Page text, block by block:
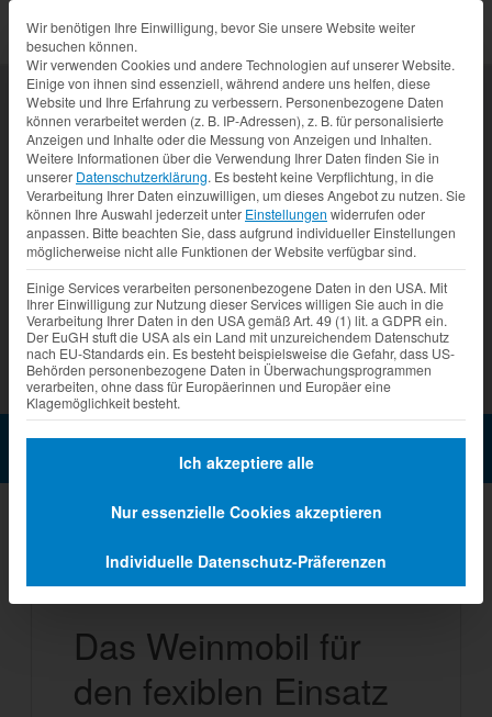
Prev
Weinmobil GA 3000-8EA
Das Weinmobil für
den fexiblen Einsatz
Datenschutz-Präferenz
Wir benötigen Ihre Einwilligung, bevor Sie unsere Website weiter
besuchen können.
Wir verwenden Cookies und andere Technologien auf unserer Website.
Einige von ihnen sind essenziell, während andere uns helfen, diese
Website und Ihre Erfahrung zu verbessern. Personenbezogene Daten
können verarbeitet werden (z. B. IP-Adressen), z. B. für personalisierte
Anzeigen und Inhalte oder die Messung von Anzeigen und Inhalten.
Weitere Informationen über die Verwendung Ihrer Daten finden Sie in
unserer Datenschutzerklärung. Es besteht keine Verpflichtung, in die
Verarbeitung Ihrer Daten einzuwilligen, um dieses Angebot zu nutzen. Sie
können Ihre Auswahl jederzeit unter Einstellungen widerrufen oder
anpassen. Bitte beachten Sie, dass aufgrund individueller Einstellungen
möglicherweise nicht alle Funktionen der Website verfügbar sind.
Einige Services verarbeiten personenbezogene Daten in den USA. Mit
Ihrer Einwilligung zur Nutzung dieser Services willigen Sie auch in die
Verarbeitung Ihrer Daten in den USA gemäß Art. 49 (1) lit. a GDPR ein.
Der EuGH stuft die USA als ein Land mit unzureichendem Datenschutz
nach EU-Standards ein. Es besteht beispielsweise die Gefahr, dass US-
Behörden personenbezogene Daten in Überwachungsprogrammen
verarbeiten, ohne dass für Europäerinnen und Europäer eine
Klagemöglichkeit besteht.
Ich akzeptiere alle
Nur essenzielle Cookies akzeptieren
Individuelle Datenschutz-Präferenzen